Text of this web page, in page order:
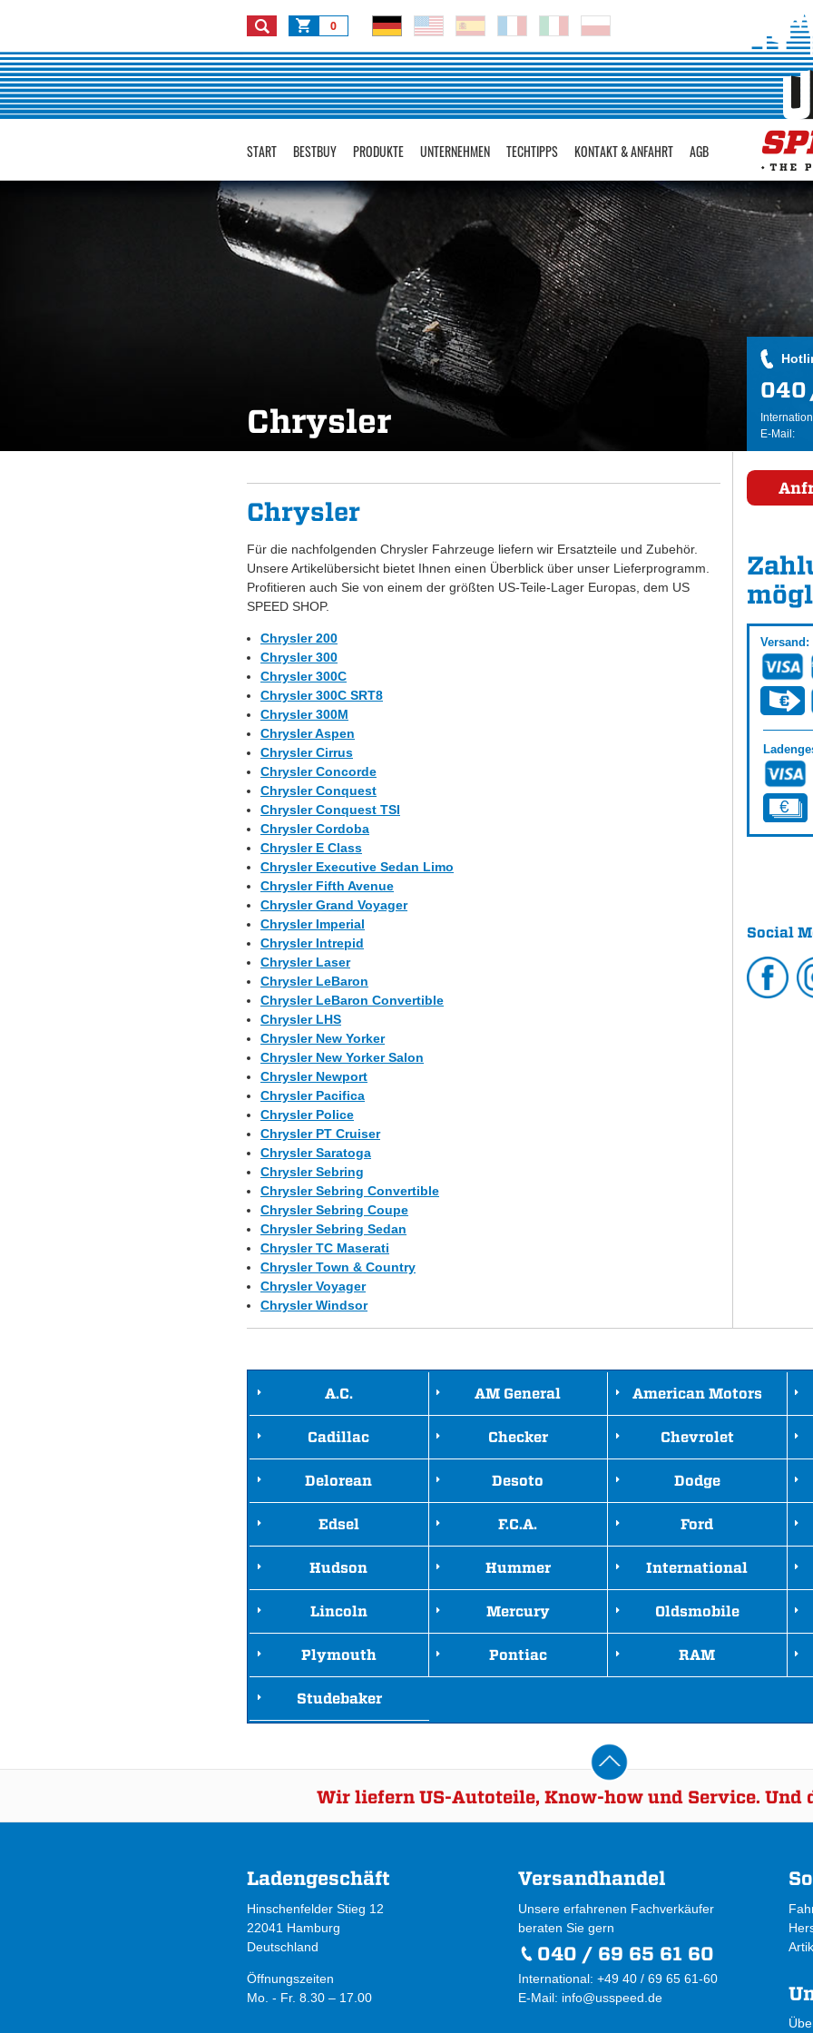
0
START BESTBUY PRODUKTE UNTERNEHMEN TECHTIPPS KONTAKT & ANFAHRT AGB
Chrysler
040
E-Mail:
Chrysler
Für die nachfolgenden Chrysler Fahrzeuge liefern wir Ersatzteile und Zubehör.
Unsere Artikelübersicht bietet Ihnen einen Überblick über unser Lieferprogramm.
Profitieren auch Sie von einem der größten US-Teile-Lager Europas, dem US
SPEED SHOP.
Chrysler 200
Chrysler 300
Chrysler 300C
Chrysler 300C SRT8
Chrysler 300M
Chrysler Aspen
Chrysler Cirrus
Chrysler Concorde
Chrysler Conquest
Chrysler Conquest TSI
Chrysler Cordoba
Chrysler E Class
Chrysler Executive Sedan Limo
Chrysler Fifth Avenue
Chrysler Grand Voyager
Chrysler Imperial
Chrysler Intrepid
Chrysler Laser
Chrysler LeBaron
Chrysler LeBaron Convertible
Chrysler LHS
Chrysler New Yorker
Chrysler New Yorker Salon
Chrysler Newport
Chrysler Pacifica
Chrysler Police
Chrysler PT Cruiser
Chrysler Saratoga
Chrysler Sebring
Chrysler Sebring Convertible
Chrysler Sebring Coupe
Chrysler Sebring Sedan
Chrysler TC Maserati
Chrysler Town & Country
Chrysler Voyager
Chrysler Windsor
Versand:
Social
A.C. AM General American Motors
Cadillac Checker Chevrolet
Delorean Desoto Dodge
Edsel F.C.A. Ford
Hudson Hummer International
Lincoln Mercury Oldsmobile
Plymouth Pontiac RAM
Studebaker
Wir liefern US-Autoteile, Know-how und Service. Und
Ladengeschäft
Hinschenfelder Stieg 12
22041 Hamburg
Deutschland
Öffnungszeiten
Mo. - Fr. 8.30 – 17.00
Versandhandel
Unsere erfahrenen Fachverkäufer
beraten Sie gern
040 / 69 65 61 60
International: +49 40 / 69 65 61-60
E-Mail: info@usspeed.de